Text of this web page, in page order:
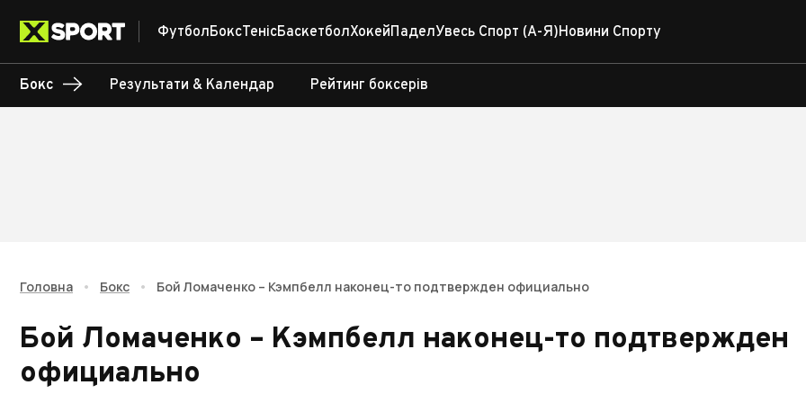
ФутболБоксТенісБаскетболХокейПаделУвесь Спорт (А-Я)Новини Спорту
Бокс Результати & Календар Рейтинг боксерів
Головна • Бокс • Бой Ломаченко – Кэмпбелл наконец-то подтвержден официально
Бой Ломаченко – Кэмпбелл наконец-то подтвержден
официально